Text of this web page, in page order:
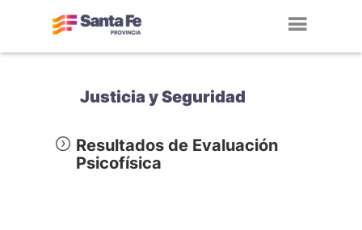
Justicia y Seguridad
Resultados de Evaluación
Psicofísica